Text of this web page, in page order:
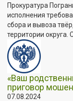
Прокуратура
исполнения
сбора и вывоза
территории округа.
«Ваш
приговор
07.08.2024